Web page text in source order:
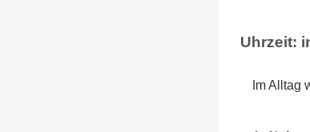
Uhrzeit:
Im Alltag